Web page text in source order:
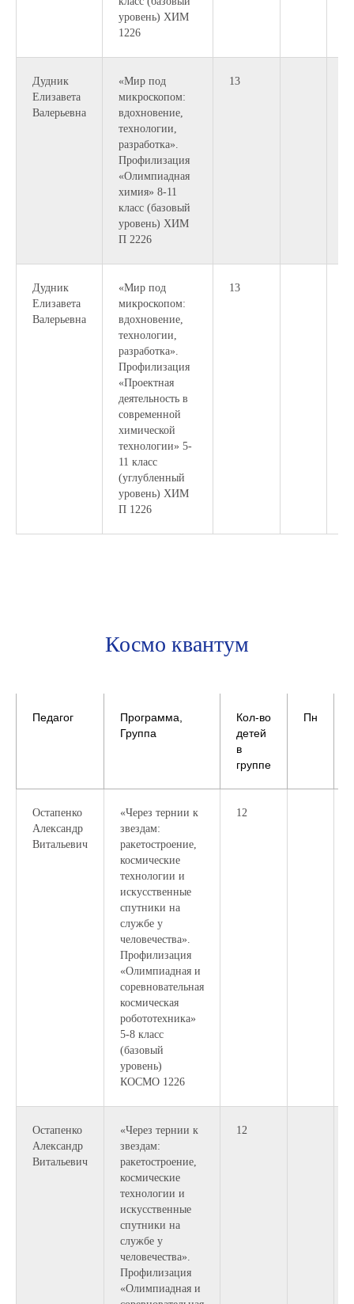
уровень) ХИМ
1226
Дудник
Елизавета
Валерьевна
«Мир под
микроскопом:
вдохновение,
технологии,
разработка».
Профилизация
«Олимпиадная
химия» 8-11
класс (базовый
уровень) ХИМ
П 2226
13
Дудник
Елизавета
Валерьевна
«Мир под
микроскопом:
вдохновение,
технологии,
разработка».
Профилизация
«Проектная
деятельность в
современной
химической
технологии» 5-
11 класс
(углубленный
уровень) ХИМ
П 1226
13
Космо квантум
Педагог
Программа,
Группа
Кол-во
детей
в
группе
Пн
Остапенко
Александр
Витальевич
«Через тернии к
звездам:
ракетостроение,
космические
технологии и
искусственные
спутники на
службе у
человечества».
Профилизация
«Олимпиадная и
соревновательная
космическая
робототехника»
5-8 класс
(базовый
уровень)
КОСМО 1226
12
Остапенко
Александр
Витальевич
«Через тернии к
звездам:
ракетостроение,
космические
технологии и
искусственные
спутники на
службе у
человечества».
Профилизация
«Олимпиадная и
12